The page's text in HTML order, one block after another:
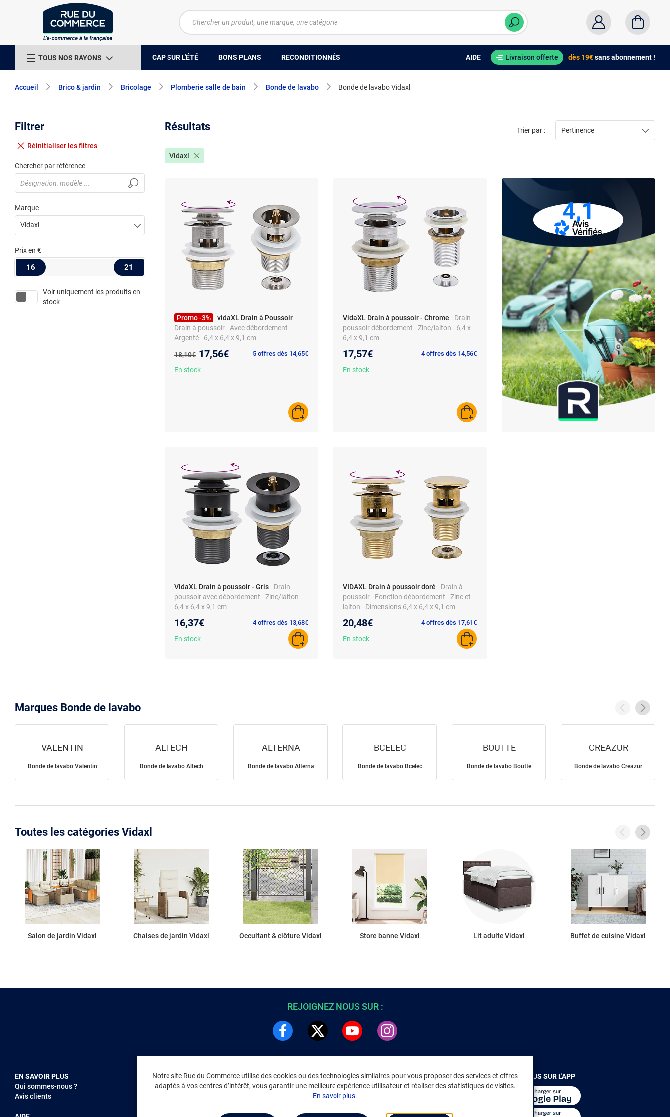
TOUS NOS RAYONS CAP SUR L'ÉTÉ BONS PLANS RECONDITIONNÉS AIDE Livraison offerte dès 19€sans abonnement !
Accueil Brico & jardin Bricolage Plomberie salle de bain Bonde de lavabo Bonde de lavabo Vidaxl
Filtrer
Réinitialiser les filtres
Chercher par référence
Marque
Vidaxl
Prixen €
16 21
Voir uniquement les produits en
stock
Résultats
Vidaxl
Trier par : Pertinence
Promo -3% vidaXL Drain à Poussoir-
Drain à poussoir - Avec débordement -
Argenté - 6,4 x 6,4 x 9,1 cm
Ancien prix :
18,10€ Nouveau prix :
17,56€ 5 offres dès 14,65€
En stock
AJOUTER AU PANIER
VidaXL Drain à poussoir - Chrome - Drain
poussoir débordement - Zinc/laiton - 6,4 x
6,4 x 9,1 cm
17,57€ 4 offres dès 14,56€
En stock
AJOUTER AU PANIER
4,1
VidaXL Drain à poussoir - Gris- Drain
poussoir avec débordement - Zinc/laiton -
6,4 x 6,4 x 9,1 cm
16,37€ 4 offres dès 13,68€
En stock
AJOUTER AU PANIER
VIDAXL Drain à poussoir doré - Drain à
poussoir - Fonction débordement - Zinc et
laiton - Dimensions 6,4 x 6,4 x 9,1 cm
20,48€ 4 offres dès 17,61€
En stock
AJOUTER AU PANIER
Marques Bonde de lavabo
VALENTIN
Bonde de lavabo Valentin
ALTECH
Bonde de lavabo Altech
ALTERNA
Bonde de lavabo Alterna
BCELEC
Bonde de lavabo Bcelec
BOUTTE
Bonde de lavabo Boutte
CREAZUR
Bonde de lavabo Creazur
Toutes les catégories Vidaxl
Salon de jardin Vidaxl Chaises de jardin Vidaxl Occultant & clôture Vidaxl Store banne Vidaxl Lit adulte Vidaxl Buffet de cuisine Vidaxl
REJOIGNEZ NOUS SUR :
EN SAVOIR PLUS
Qui sommes-nous ?
Avis clients
NOUS REJOINDRE
Vendez sur RDC
INFORMATIONS LÉGALES
Environnement
CGV/CGU Marketplace
RENDEZ-VOUS SUR L'APP
Notre site Rue du Commerce utilise des cookies ou des technologies similaires pour vous proposer des services et offres
adaptés à vos centres d’intérêt, vous garantir une meilleure expérience utilisateur et réaliser des statistiques de visites.
En savoir plus.